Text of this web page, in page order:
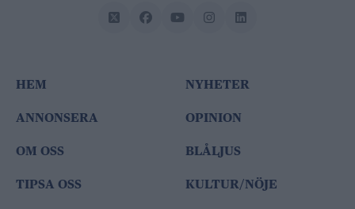
HEM
ANNONSERA
OM OSS
TIPSA OSS
NYHETER
OPINION
BLÅLJUS
KULTUR/NÖJE